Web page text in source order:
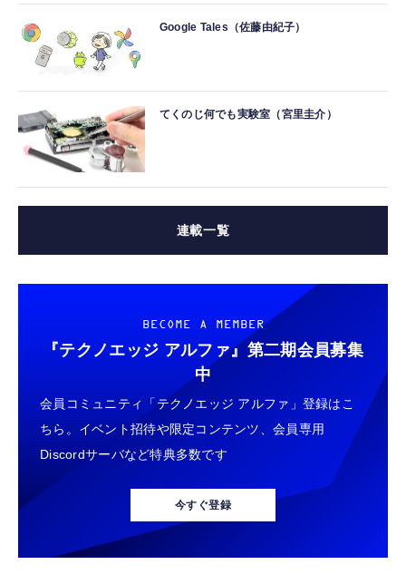
Google Tales（佐藤由紀子）
てくのじ何でも実験室（宮里圭介）
連載一覧
BECOME A MEMBER
『テクノエッジ アルファ』 第二期会員募集
中
会員コミュニティ「テクノエッジ アルファ」登録はこ
ちら。イベント招待や限定コンテンツ、会員専用
Discordサーバなど特典多数です
今すぐ登録